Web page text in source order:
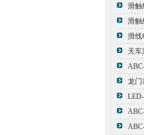
滑触
滑触
滑线
天
龙门